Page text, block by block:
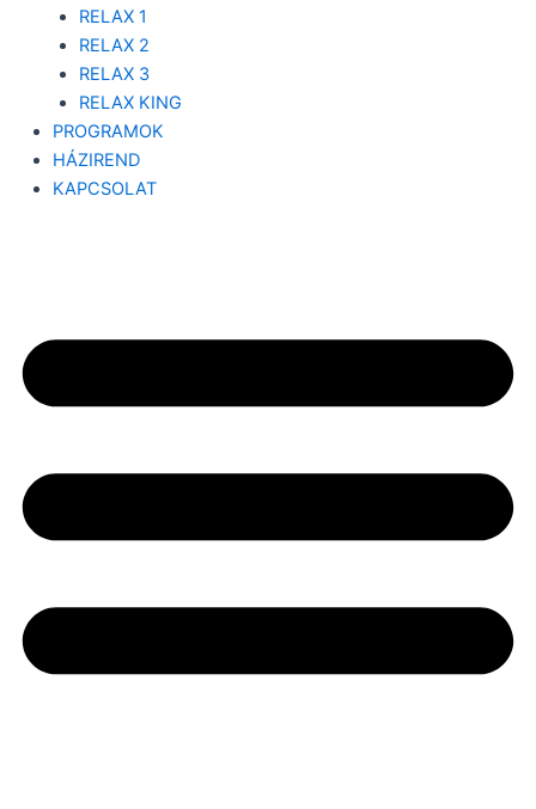
RELAX 1
RELAX 2
RELAX 3
RELAX KING
PROGRAMOK
HÁZIREND
KAPCSOLAT